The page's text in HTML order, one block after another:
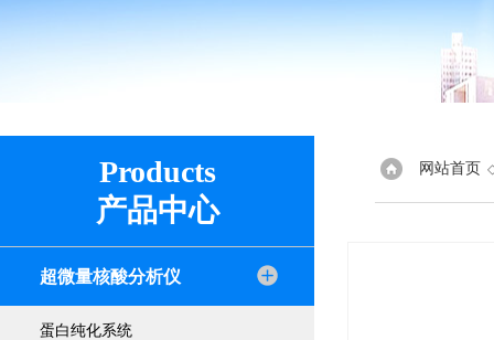
Products
产品中心
超微量核酸分析仪
蛋白纯化系统
网站首页